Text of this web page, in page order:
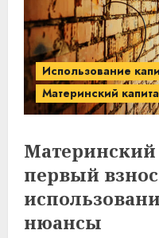
Использование
Материнский
Материнский
первый
нюансы